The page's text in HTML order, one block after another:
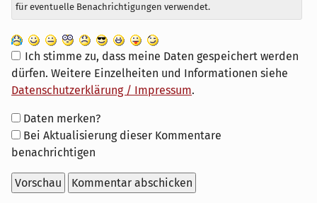
für eventuelle Benachrichtigungen verwendet.
Ich stimme zu, dass meine Daten gespeichert werden
dürfen. Weitere Einzelheiten und Informationen siehe
Datenschutzerklärung / Impressum.
Formular-
Optionen
Daten merken?
Bei Aktualisierung dieser Kommentare
benachrichtigen